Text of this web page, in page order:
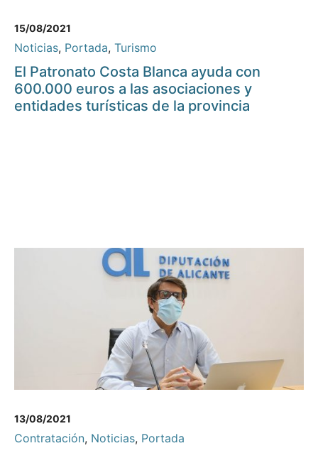
15/08/2021
Noticias, Portada, Turismo
El Patronato Costa Blanca ayuda con
600.000 euros a las asociaciones y
entidades turísticas de la provincia
13/08/2021
Contratación, Noticias, Portada